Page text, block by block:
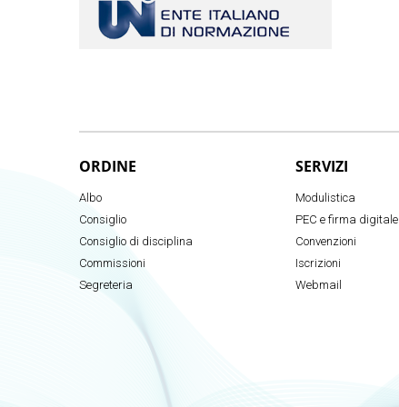
ORDINE
Albo
Consiglio
Consiglio di disciplina
Commissioni
Segreteria
SERVIZI
Modulistica
PEC e firma digitale
Convenzioni
Iscrizioni
Webmail